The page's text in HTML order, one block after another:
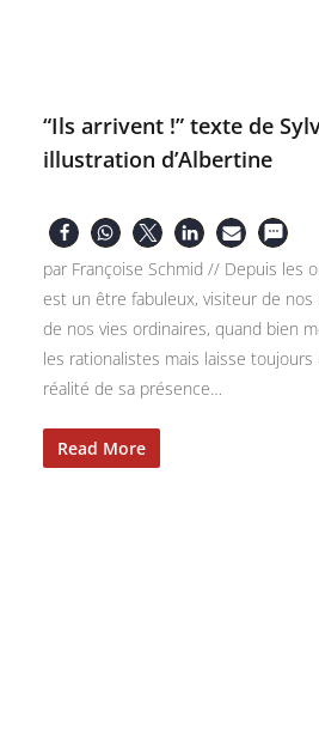
“Ils arrivent !” texte de
illustration d’Albertine
par Françoise Schmid // Depuis les
est un être fabuleux, visiteur de
de nos vies ordinaires, quand bien
les rationalistes mais laisse
réalité de sa présence…
Read More